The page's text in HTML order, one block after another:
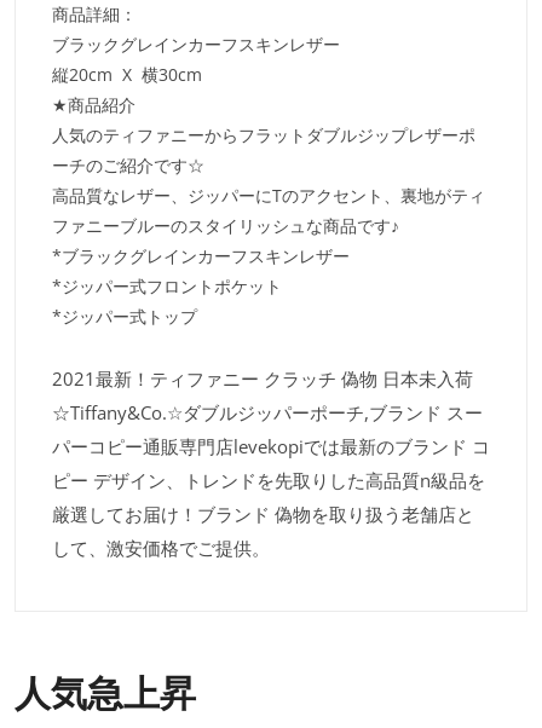
商品詳細：
ブラックグレインカーフスキンレザー
縦20cm X 横30cm
★商品紹介
人気のティファニーからフラットダブルジップレザーポ
ーチのご紹介です☆
高品質なレザー、ジッパーにTのアクセント、裏地がティ
ファニーブルーのスタイリッシュな商品です♪
*ブラックグレインカーフスキンレザー
*ジッパー式フロントポケット
*ジッパー式トップ
2021最新！ティファニー クラッチ 偽物 日本未入荷
☆Tiffany&Co.☆ダブルジッパーポーチ,ブランド スー
パーコピー通販専門店levekopiでは最新のブランド コ
ピー デザイン、トレンドを先取りした高品質n級品を
厳選してお届け！ブランド 偽物を取り扱う老舗店と
して、激安価格でご提供。
人気急上昇